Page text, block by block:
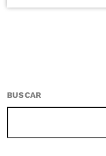
BUSCAR